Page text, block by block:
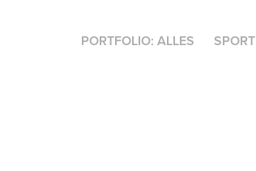
PORTFOLIO: ALLES SPORT